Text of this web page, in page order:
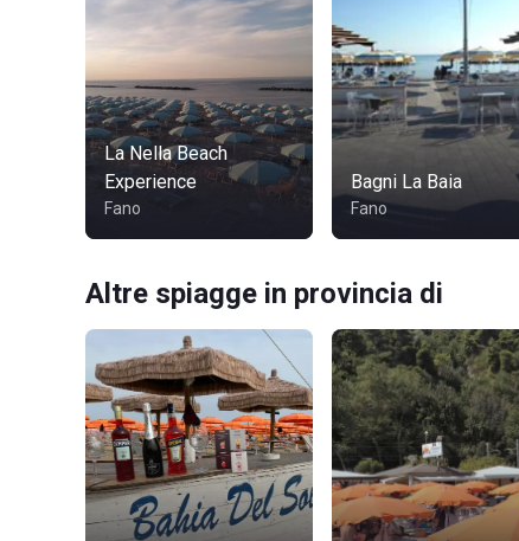
La Nella Beach
Experience
Fano
Bagni La Baia
Fano
Altre spiagge in provincia di